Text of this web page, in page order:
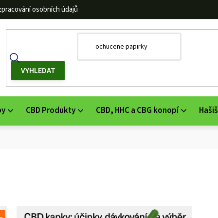
osobních údajů
CBD Produkty CBD, HHC a CBG konopí Hašiš